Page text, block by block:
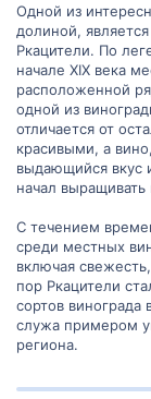
Одной из
долиной,
Ркацители. По
начале XIX века
расположенной
одной из
отличается от
красивыми, а
выдающийся вкус
начал выращивать
С течением
среди местных
включая
пор Ркацители
сортов винограда
служа примером
региона.